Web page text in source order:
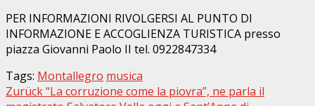
PER INFORMAZIONI RIVOLGERSI AL PUNTO DI
INFORMAZIONE E ACCOGLIENZA TURISTICA presso
piazza Giovanni Paolo II tel. 0922847334
Tags: Montallegro musica
Beitragsnavigation
Zurück“La corruzione come la piovra”, ne parla il